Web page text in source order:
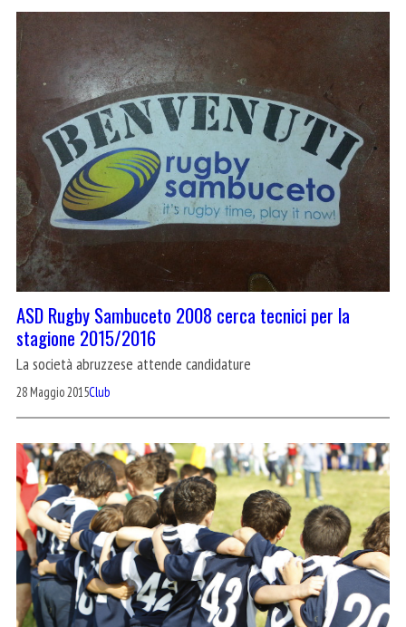
ASD Rugby Sambuceto 2008 cerca tecnici per la
stagione 2015/2016
La società abruzzese attende candidature
28 Maggio 2015Club